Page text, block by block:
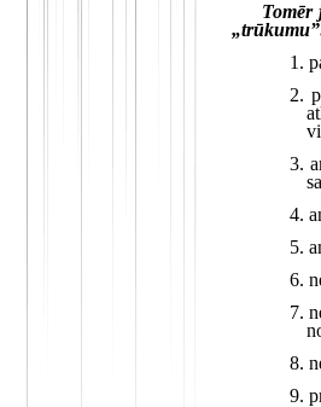
Tomēr
1.
2.
3.
4.
5.
6.
7.
8.
9.